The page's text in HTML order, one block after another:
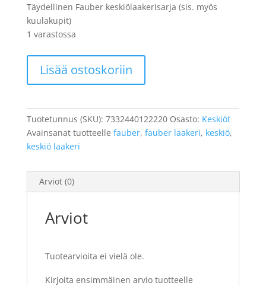
Täydellinen Fauber keskiölaakerisarja (sis. myös
kuulakupit)
1 varastossa
Fauber
määrä
Lisää ostoskoriin
Tuotetunnus (SKU): 7332440122220 Osasto: Keskiöt
Avainsanat tuotteelle fauber, fauber laakeri, keskiö,
keskiö laakeri
Arviot (0)
Arviot
Tuotearvioita ei vielä ole.
Kirjoita ensimmäinen arvio tuotteelle